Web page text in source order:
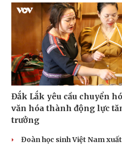
Đắk Lắk yêu cầu chuyển
văn hóa thành động lực
trưởng
Đoàn học sinh Việt Nam